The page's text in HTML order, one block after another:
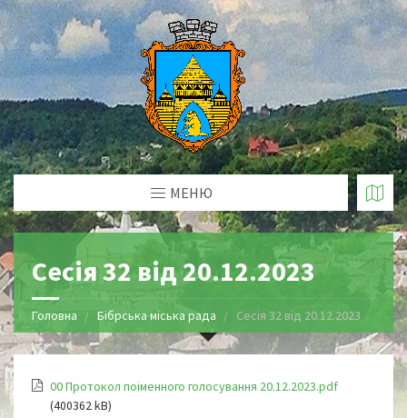
МЕНЮ
Сесія 32 від 20.12.2023
Головна Бібрська міська рада Сесія 32 від 20.12.2023
00 Протокол поіменного голосування 20.12.2023.pdf
(400362 kB)